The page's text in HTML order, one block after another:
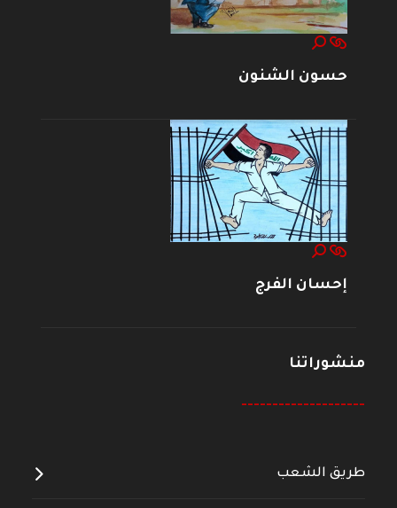
حسون الشنون
إحسان الفرج
منشوراتنا
--------------------
طريق الشعب